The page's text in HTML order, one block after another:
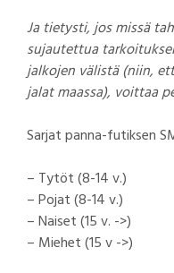
Ja tietysti, jos missä
sujautettua
jalkojen välistä (niin,
jalat maassa), voittaa
Sarjat panna-futiksen
– Tytöt (8-14 v.)
– Pojat (8-14 v.)
– Naiset (15 v. ->)
– Miehet (15 v ->)